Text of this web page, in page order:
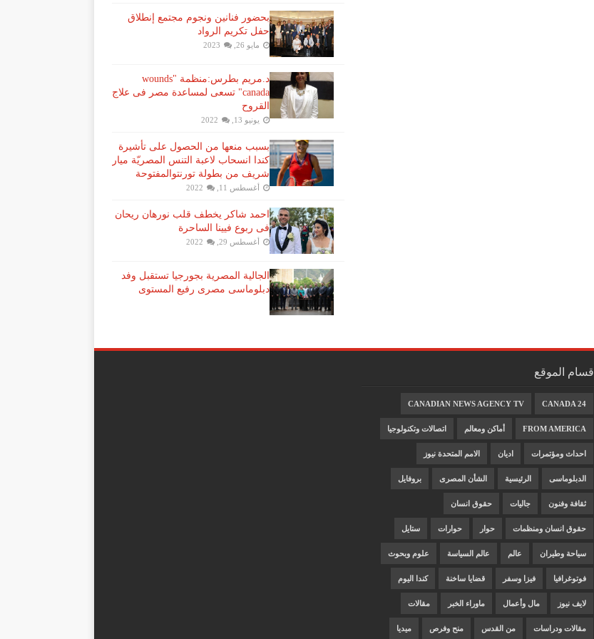
بحضور فنانين ونجوم مجتمع إنطلاق
حفل تكريم الرواد
مايو 26, 2023
د.مريم بطرس:منظمة "wounds
canada" تسعى لمساعدة مصر فى علاج
القروح
يونيو 13, 2022
بسبب منعها من الحصول على تأشيرة
كندا انسحاب لاعبة ​التنس​ المصريّة ​ميار
شريف​ من بطولة ​تورنتو​المفتوحة
أغسطس 11, 2022
احمد شاكر يخطف قلب نورهان ريحان
فى ربوع فيينا الساحرة
أغسطس 29, 2022
الجالية المصرية بجورجيا تستقبل وفد
دبلوماسى مصرى رفيع المستوى
أقسام الموقع
CANADA 24
CANADIAN NEWS AGENCY TV
FROM AMERICA أماكن ومعالم اتصالات وتكنولوجيا
احداث ومؤتمرات اديان الامم المتحدة نيوز
الدبلوماسى الرئيسية الشأن المصرى بروفايل
ثقافة وفنون جاليات حقوق انسان
حقوق انسان ومنظمات حوار حوارات ستايل
سياحة وطيران عالم عالم السياسة علوم وبحوث
فوتوغرافيا فيزا وسفر قضايا ساخنة كندا اليوم
لايف نيوز مال وأعمال ماوراء الخبر مقالات
مقالات ودراسات من القدس منح وفرص ميديا